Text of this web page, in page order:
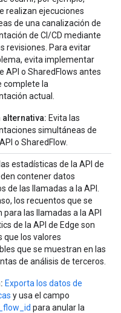
realizan ejecuciones
de una canalización de
de CI/CD mediante
revisiones. Para evitar
evita implementar
API o SharedFlows antes
complete la
actual.
Evita las
simultáneas de
o SharedFlow.
estadísticas de la API de
contener datos
de las llamadas a la API.
los recuentos que se
las llamadas a la API
de la API de Edge son
que los valores
que se muestran en las
de análisis de terceros.
Exporta los datos de
y usa el campo
para anular la